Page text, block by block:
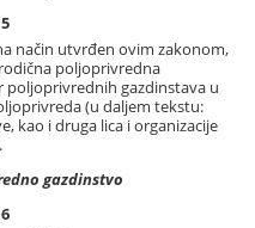
način utvrđen ovim zakonom,
poljoprivredna
poljoprivrednih gazdinstava u
(u daljem tekstu:
kao i druga lica i organizacije
gazdinstvo